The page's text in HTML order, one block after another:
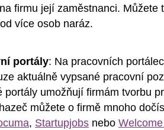
firmu její zaměstnanci. Můžete
více osob naráz.
portály: Na pracovních
aktuálně vypsané pracovní
portály umožňují firmám tvorbu
můžete o firmě mnoho
, Startupjobs nebo